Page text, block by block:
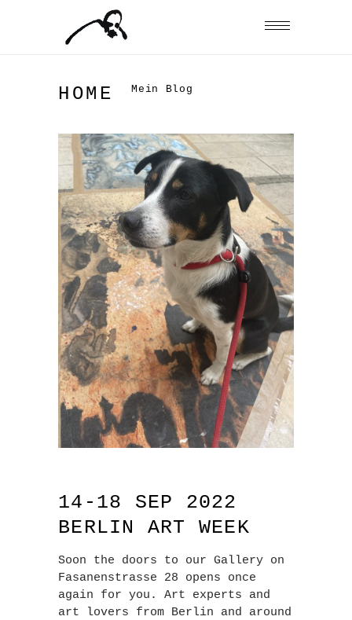
HOME Mein Blog
14-18 SEP 2022
BERLIN ART WEEK
Soon the doors to our Gallery on
Fasanenstrasse 28 opens once
again for you. Art experts and
art lovers from Berlin and around